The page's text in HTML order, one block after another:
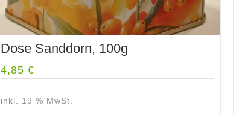
Dose Sanddorn, 100g
4,85 €
inkl. 19 % MwSt.